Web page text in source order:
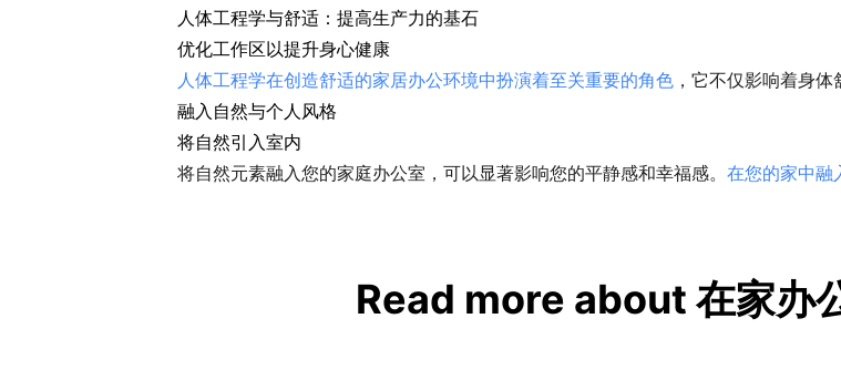
人体工程学与舒适：提高生产力的基石
优化工作区以提升身心健康
人体工程学在创造舒适的家居办公环境中扮演着至关重要的角色 ，它不仅影响着身体
融入自然与个人风格
将自然引入室内
将自然元素融入您的家庭办公室，可以显著影响您的平静感和幸福感。 在您的家中融
Read more about 在家办